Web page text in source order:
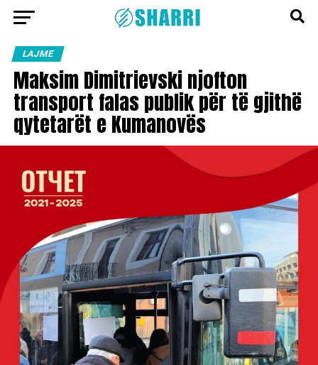
LAJME
Maksim Dimitrievski njofton
transport falas publik për të gjithë
qytetarët e Kumanovës